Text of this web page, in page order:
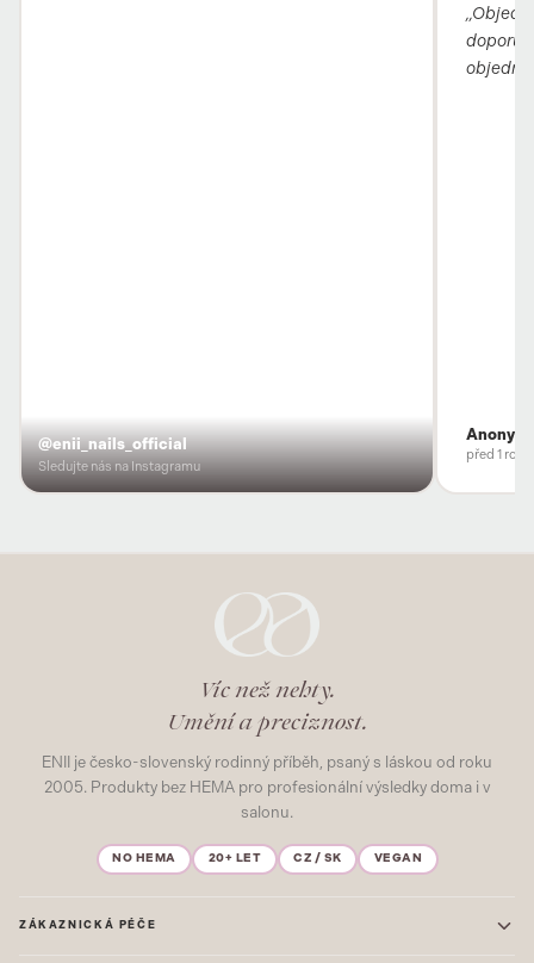
@enii_nails_official
Sledujte nás na Instagramu
Anonym
před 1
Víc než nehty.
Umění a preciznost.
ENII je česko-slovenský rodinný příběh, psaný s láskou od roku
2005. Produkty bez HEMA pro profesionální výsledky doma i v
salonu.
NO HEMA 20+ LET CZ / SK VEGAN
ZÁKAZNICKÁ PÉČE